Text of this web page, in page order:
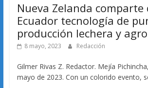
Nueva Zelanda comparte
Ecuador tecnología de
producción lechera y
8 mayo, 2023 Redacción
Gilmer Rivas Z. Redactor. Mejía
mayo de 2023. Con un colorido evento,